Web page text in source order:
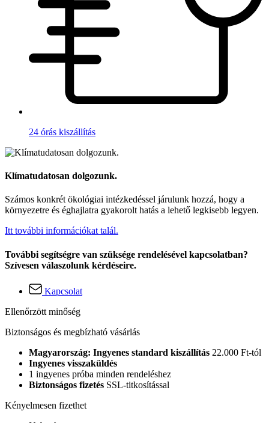
24 órás kiszállítás
Klímatudatosan dolgozunk.
Számos konkrét ökológiai intézkedéssel járulunk hozzá, hogy a
környezetre és éghajlatra gyakorolt hatás a lehető legkisebb legyen.
Itt további információkat talál.
További segítségre van szüksége rendelésével kapcsolatban?
Szívesen válaszolunk kérdéseire.
Kapcsolat
Ellenőrzött minőség
Biztonságos és megbízható vásárlás
Magyarország: Ingyenes standard kiszállítás 22.000 Ft-tól
Ingyenes visszaküldés
1 ingyenes próba minden rendeléshez
Biztonságos fizetés SSL-titkosítással
Kényelmesen fizethet